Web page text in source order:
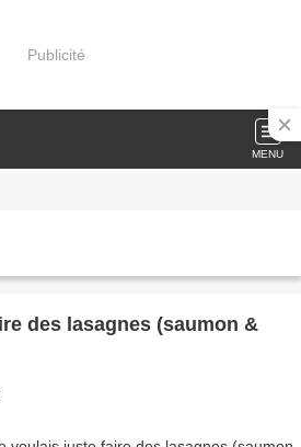
Publicité
MENU
des lasagnes (saumon &